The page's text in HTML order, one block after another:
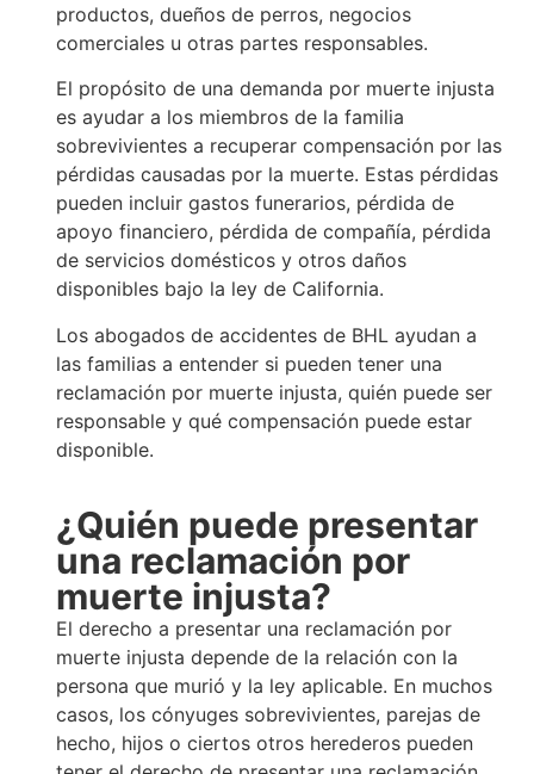
productos, dueños de perros, negocios
comerciales u otras partes responsables.
El propósito de una demanda por muerte injusta
es ayudar a los miembros de la familia
sobrevivientes a recuperar compensación por las
pérdidas causadas por la muerte. Estas pérdidas
pueden incluir gastos funerarios, pérdida de
apoyo financiero, pérdida de compañía, pérdida
de servicios domésticos y otros daños
disponibles bajo la ley de California.
Los abogados de accidentes de BHL ayudan a
las familias a entender si pueden tener una
reclamación por muerte injusta, quién puede ser
responsable y qué compensación puede estar
disponible.
¿Quién puede presentar
una reclamación por
muerte injusta?
El derecho a presentar una reclamación por
muerte injusta depende de la relación con la
persona que murió y la ley aplicable. En muchos
casos, los cónyuges sobrevivientes, parejas de
hecho, hijos o ciertos otros herederos pueden